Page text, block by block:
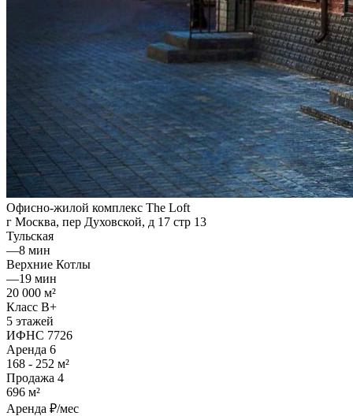
Офисно-жилой комплекс The Loft
г Москва, пер Духовской, д 17 стр 13
Тульская
—8 мин
Верхние Котлы
—19 мин
20 000 м²
Класс B+
5 этажей
ИФНС 7726
Аренда 6
168 - 252 м²
Продажа 4
696 м²
Аренда ₽/мес